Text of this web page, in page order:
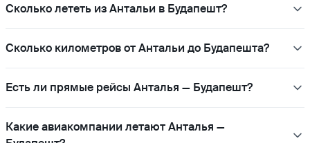
Сколько лететь из Антальи в Будапешт?
Сколько километров от Антальи до Будапешта?
Есть ли прямые рейсы Анталья — Будапешт?
Какие авиакомпании летают Анталья —